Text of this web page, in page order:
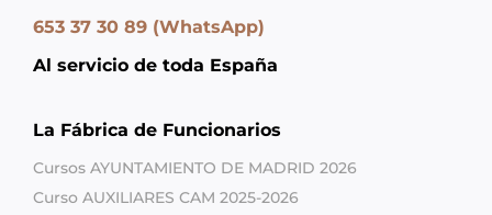
653 37 30 89 (WhatsApp)
Al servicio de toda España
La Fábrica de Funcionarios
Cursos AYUNTAMIENTO DE MADRID 2026
Curso AUXILIARES CAM 2025-2026